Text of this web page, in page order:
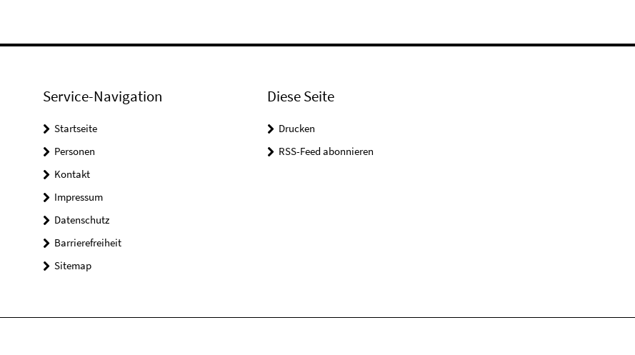
Service-Navigation
Startseite
Personen
Kontakt
Impressum
Datenschutz
Barrierefreiheit
Sitemap
Diese Seite
Drucken
RSS-Feed abonnieren